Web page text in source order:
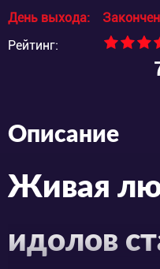
День выхода:
Закончен
Рейтинг:
Описание
Живая
идолов